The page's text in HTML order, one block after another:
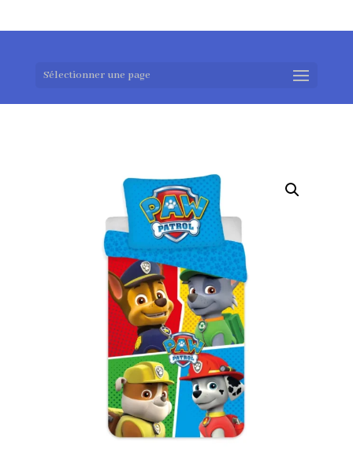
Sélectionner une page